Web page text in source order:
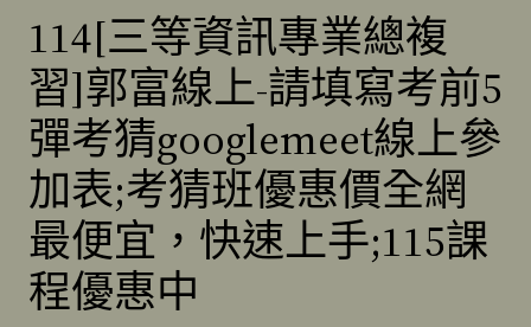
114[三等資訊專業總複
習]郭富線上-請填寫考前5
彈考猜googlemeet線上參
加表;考猜班優惠價全網
最便宜，快速上手;115課
程優惠中